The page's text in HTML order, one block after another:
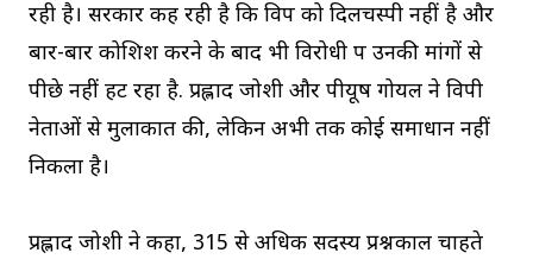
रही है। सरकार कह रही है कि विपक्ष को दिलचस्पी नहीं है और
बार-बार कोशिश करने के बाद भी विरोधी पक्ष उनकी मांगों से
पीछे नहीं हट रहा है. प्रह्लाद जोशी और पीयूष गोयल ने विपक्षी
नेताओं से मुलाकात की, लेकिन अभी तक कोई समाधान नहीं
निकला है।
प्रह्लाद जोशी ने कहा, 315 से अधिक सदस्य प्रश्नकाल चाहते